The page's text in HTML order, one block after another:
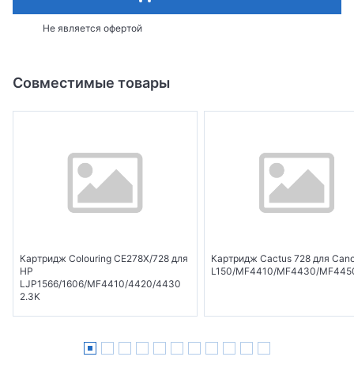
Не является офертой
Совместимые товары
Картридж Colouring CE278X/728 для
HP
LJP1566/1606/MF4410/4420/4430
2.3K
Картридж Cactus 728 для
L150/MF4410/MF4430/